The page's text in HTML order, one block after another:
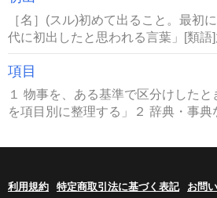
［名］(スル)初めて出ること。最初
代に初出したと思われる言葉」[類語]
項目
１ 物事を、ある基準で区分けした
を項目別に整理する」２ 辞典・事典
利用規約 特定商取引法に基づく表記 お問